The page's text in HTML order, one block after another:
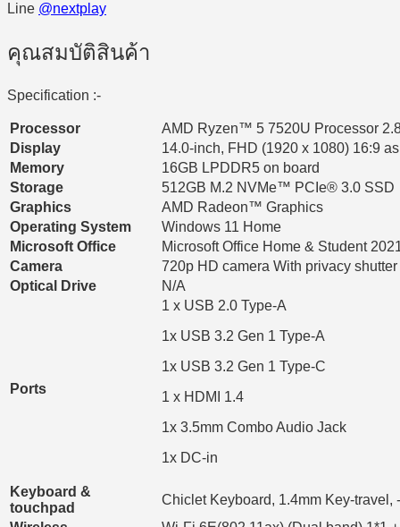
Line @nextplay
คุณสมบัติสินค้า
Specification :-
Processor
AMD Ryzen™ 5 7520U Processor
Display
14.0-inch, FHD (1920 x 1080) 16:9
Memory
16GB LPDDR5 on board
Storage
512GB M.2 NVMe™ PCIe® 3.0 SSD
Graphics
AMD Radeon™ Graphics
Operating System
Windows 11 Home
Microsoft Office
Microsoft Office Home & Student
Camera
720p HD camera With privacy shutter
Optical Drive
N/A
Ports
1 x USB 2.0 Type-A
1x USB 3.2 Gen 1 Type-A
1x USB 3.2 Gen 1 Type-C
1 x HDMI 1.4
1x 3.5mm Combo Audio Jack
1x DC-in
Keyboard &
touchpad
Chiclet Keyboard, 1.4mm Key-travel,